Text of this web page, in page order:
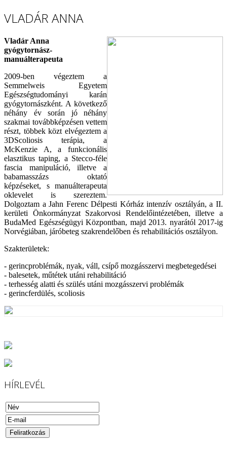
VLADÁR ANNA
Vladár Anna
gyógytornász-
manuálterapeuta
2009-ben végeztem a
Semmelweis Egyetem
Egészségtudományi karán
gyógytornászként. A következő
néhány év során jó néhány
szakmai továbbképzésen vettem
részt, többek közt elvégeztem a
3DScoliosis terápia, a
McKenzie A, a funkcionális
elasztikus taping, a Stecco-féle
fascia manipuláció, illetve a
babamasszázs oktató
képzéseket, s manuálterapeuta
oklevelet is szereztem.
Dolgoztam a Jahn Ferenc Délpesti Kórház intenzív osztályán, a II.
kerületi Önkormányzat Szakorvosi Rendelőintézetében, illetve a
BudaMed Egészségügyi Központban, majd 2013. nyarától 2017-ig
Norvégiában, járóbeteg szakrendelőben és rehabilitációs osztályon.
Szakterületek:
- gerincproblémák, nyak, váll, csípő mozgásszervi megbetegedései
- balesetek, műtétek utáni rehabilitáció
- terhesség alatti és szülés utáni mozgásszervi problémák
- gerincferdülés, scoliosis
HÍRLEVÉL